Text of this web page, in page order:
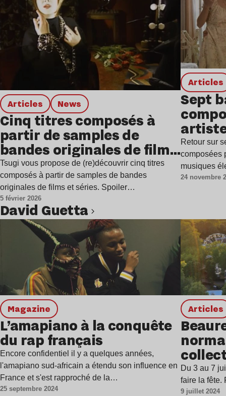
Articles news
Cinq titres composés à
partir de samples de
bandes originales de films
et séries
Tsugi vous propose de (re)découvrir cinq titres
composés à partir de samples de bandes
originales de films et séries. Spoiler…
5 février 2026
Articles
Sept
Retour sur
composées
musiques
24 novembre
David Guetta
magazine
L’amapiano à la conquête
du rap français
Encore confidentiel il y a quelques années,
l'amapiano sud-africain a étendu son influence en
France et s'est rapproché de la…
25 septembre 2024
Articles
Du 3 au 7
faire la fête.
9 juillet 2024